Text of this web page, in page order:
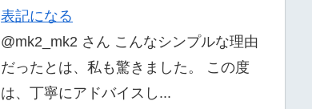
表記になる
@mk2_mk2 さん こんなシンプルな理由
だったとは、私も驚きました。 この度
は、丁寧にアドバイスし...